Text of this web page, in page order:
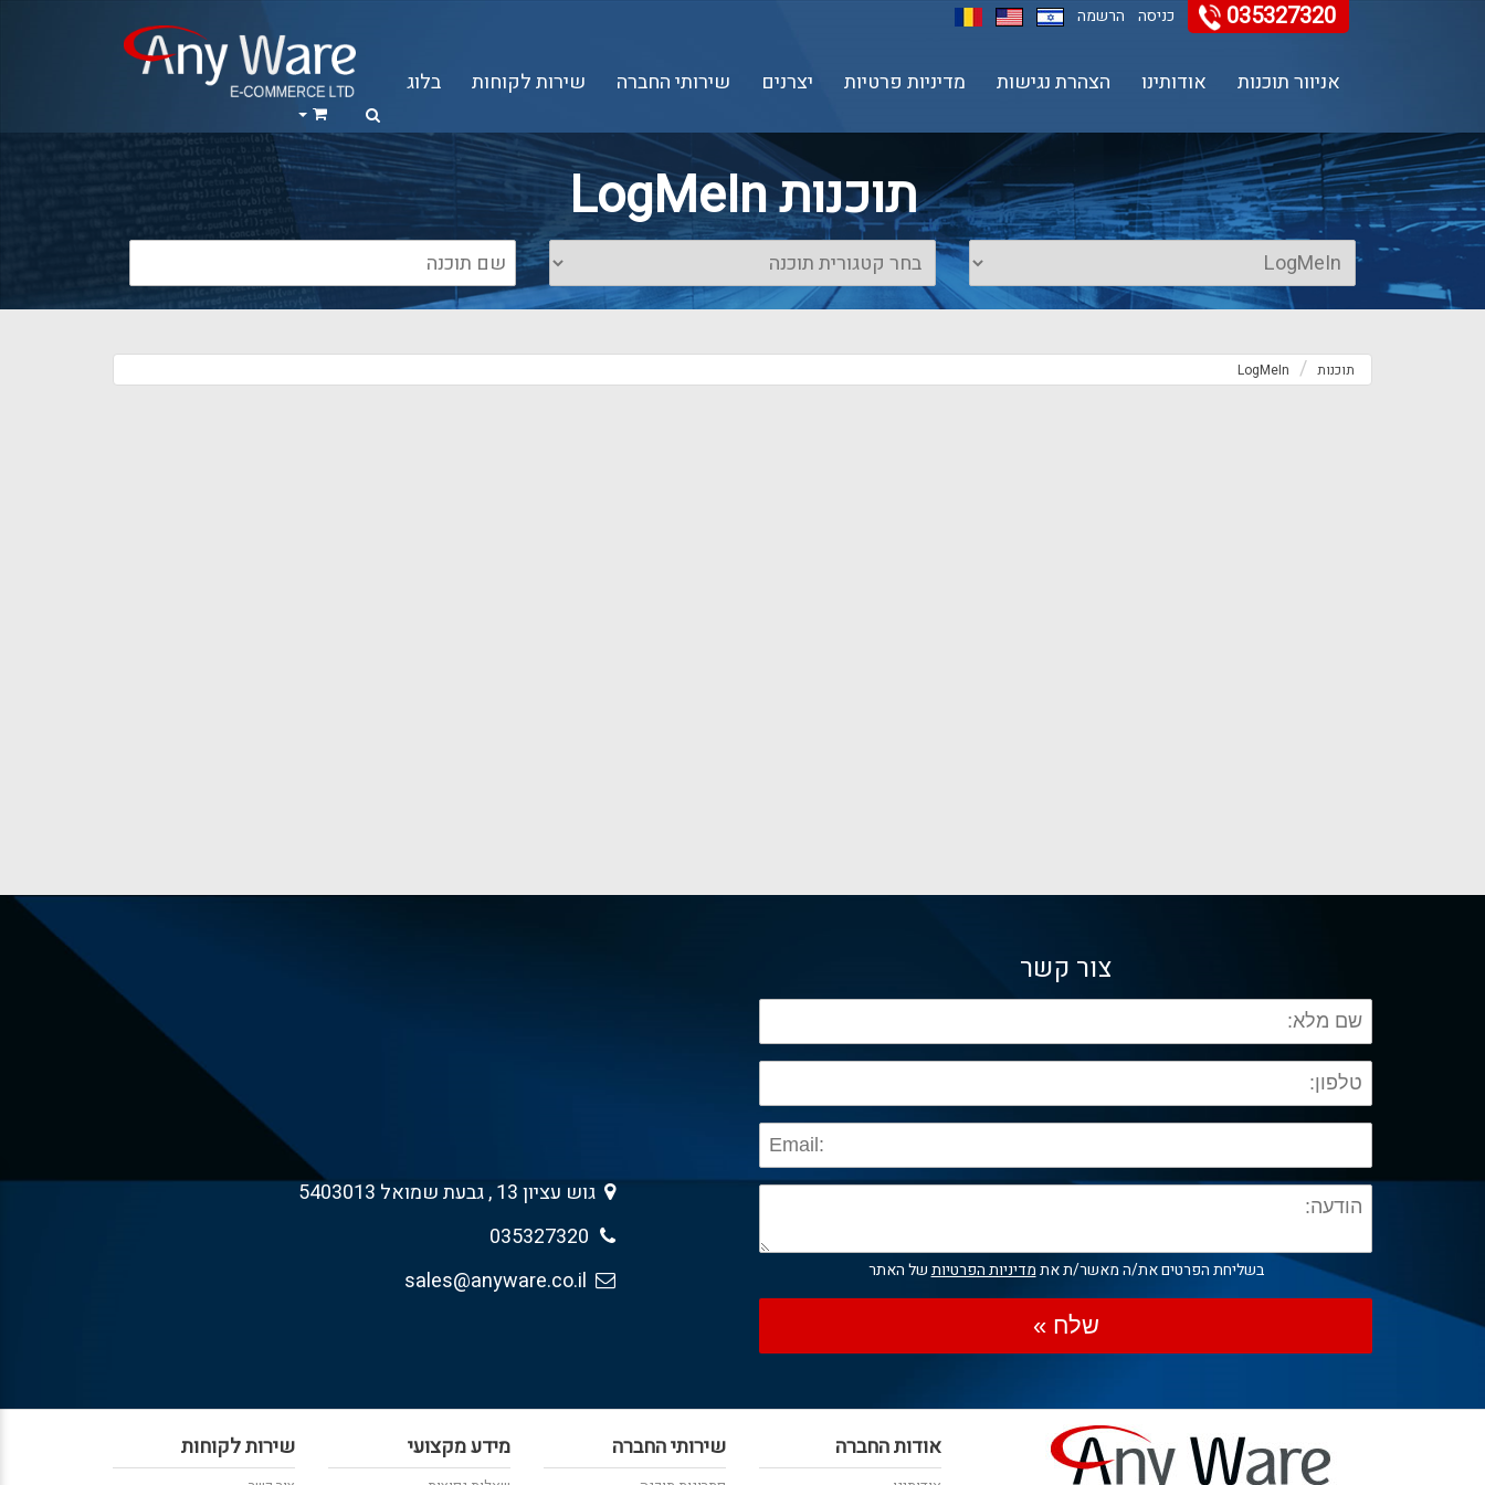
035327320 כניסה הרשמה
אניוור תוכנות אודותינו הצהרת נגישות מדיניות פרטיות יצרנים שירותי החברה שירות לקוחות בלוג
תוכנות LogMeIn
תוכנות LogMeIn
צור קשר
בשליחת הפרטים את/ה מאשר/ת אתמדיניות הפרטיותשל האתר
שלח »
גוש עציון 13 , גבעת שמואל 5403013
035327320
אודות החברה שירותי החברה מידע מקצועי שירות לקוחות